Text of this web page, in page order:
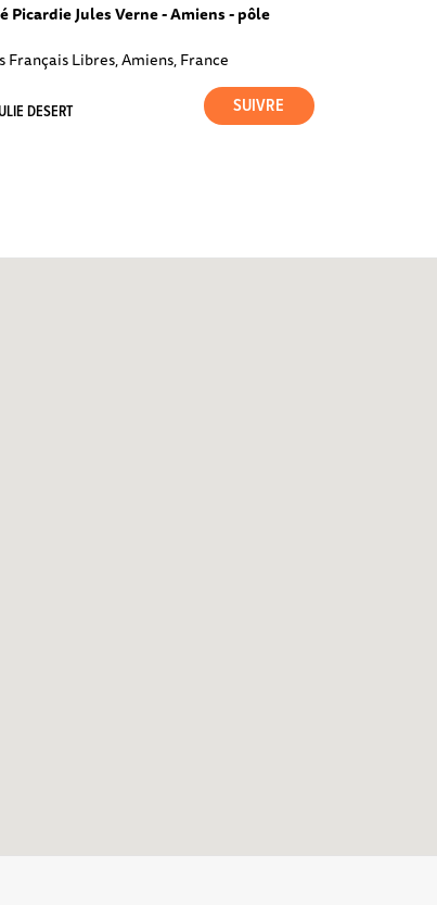
Picardie Jules Verne - Amiens - pôle
Français Libres, Amiens, France
DESERT